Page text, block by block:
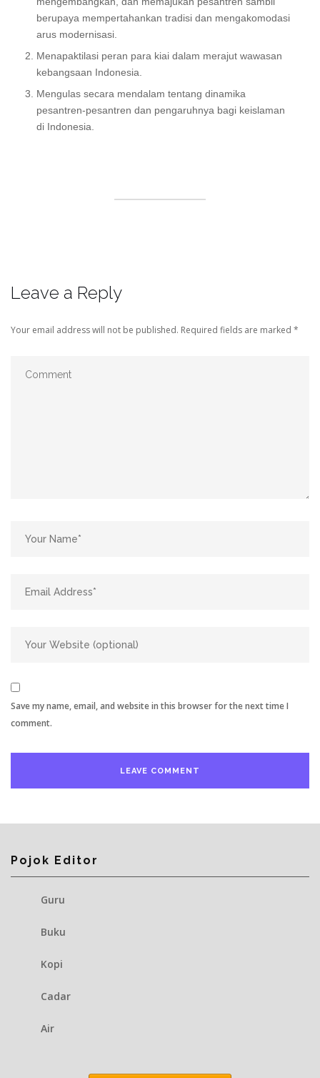
berupaya mempertahankan tradisi dan mengakomodasi
arus modernisasi.
Menapaktilasi peran para kiai dalam merajut wawasan
kebangsaan Indonesia.
Mengulas secara mendalam tentang dinamika
pesantren-pesantren dan pengaruhnya bagi keislaman
di Indonesia.
Leave a Reply
Your email address will not be published. Required fields are marked *
Save my name, email, and website in this browser for the next time I
comment.
Pojok Editor
Guru
Buku
Kopi
Cadar
Air